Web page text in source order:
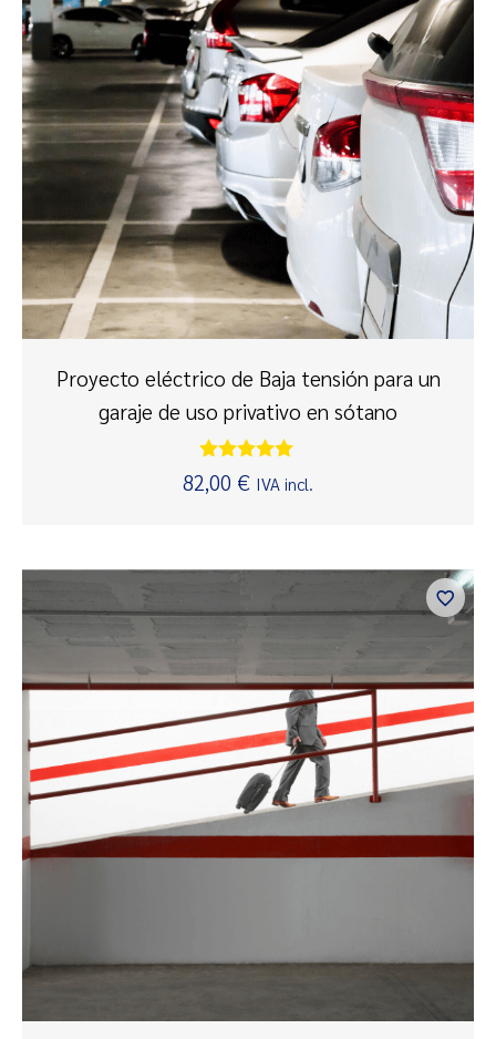
Proyecto eléctrico de Baja tensión para un
garaje de uso privativo en sótano
Valorado
con
82,00 € IVA incl.